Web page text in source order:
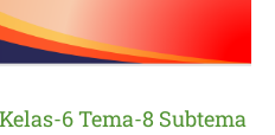
6 Tema-8 Subtema